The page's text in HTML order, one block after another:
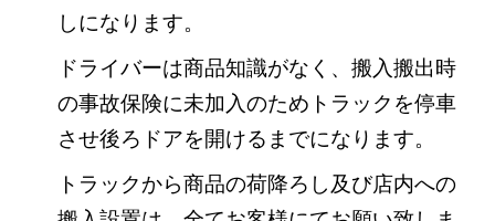
しになります。
ドライバーは商品知識がなく、搬入搬出時
の事故保険に未加入のためトラックを停車
させ後ろドアを開けるまでになります。
トラックから商品の荷降ろし及び店内への